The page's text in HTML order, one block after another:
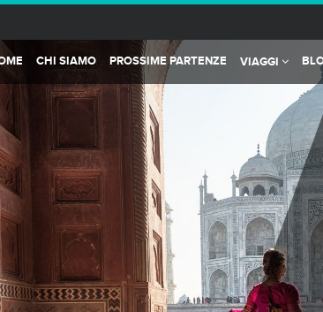
CHI SIAMO PROSSIME PARTENZE VIAGGI